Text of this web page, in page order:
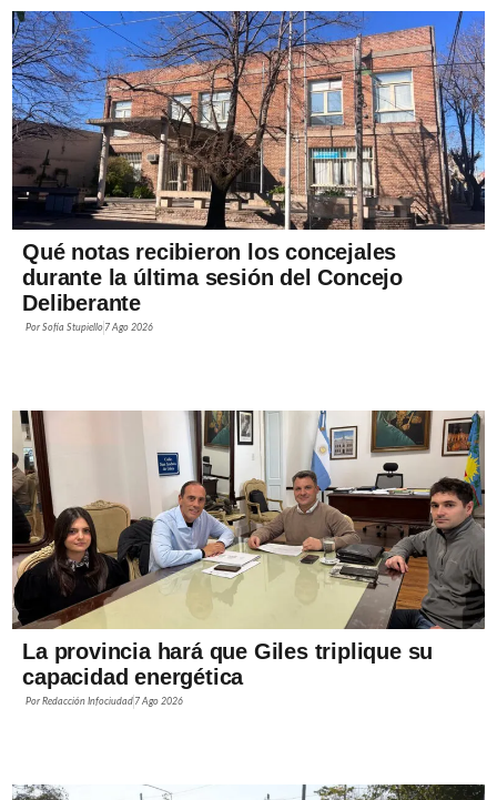
Qué notas recibieron los concejales
durante la última sesión del Concejo
Deliberante
PorSofía Stupiello 7 Ago 2026
La provincia hará que Giles triplique su
capacidad energética
PorRedacción Infociudad 7 Ago 2026